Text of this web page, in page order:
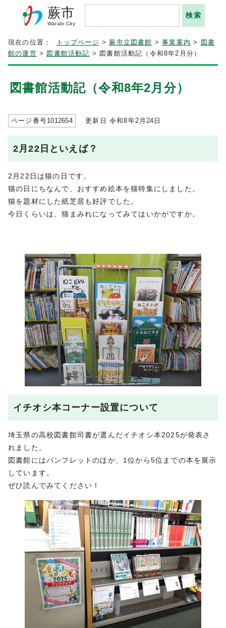
蕨市
Warabi City
現在の位置： トップページ > 蕨市立図書館 >事業案内 >
図書
館の運営 > 図書館活動記 > 図書館活動記（令和8年2月分）
図書館活動記（令和8年2月分）
ページ番号1012654 更新日 令和8年2月24 日
2月22日といえば？
2月22日は猫の日です。
猫の日にちなんで、おすすめ絵本を猫特集にしました。
猫を題材にした紙芝居も好評でした。
今日くらいは、猫まみれになってみてはいかがですか。
イチオシ本コーナー設置について
埼玉県の高校図書館司書が選んだイチオシ本2025が発表さ
れました。
図書館にはパンフレットのほか、1位から5位までの本を展示
しています。
ぜひ読んでみてください！